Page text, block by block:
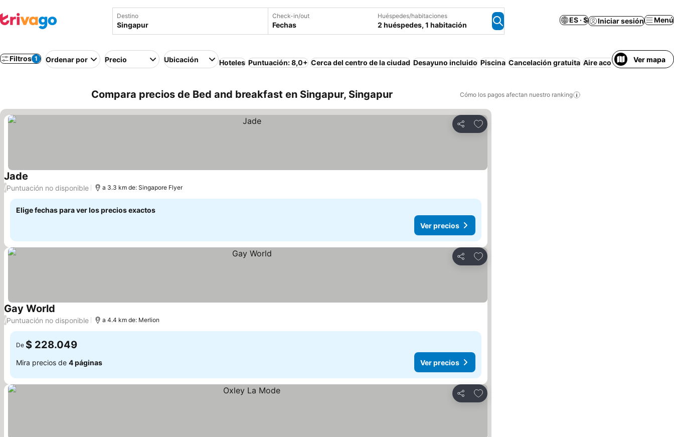
Destino Check-in/out
Fechas
Huéspedes/habitaciones
2 huéspedes, 1 habitación
ES · $ Iniciar sesión Menú
Filtros 1 Ordenar por Precio Ubicación Hoteles Puntuación: 8,0+ Cerca del centro de la ciudad Desayuno incluido Piscina Cancelación gratuita Aire acondicionadoVer mapa
Compara precios de Bed and breakfast en Singapur, Singapur Cómo los pagos afectan nuestro ranking
Compartir
Agregar a favoritos
Jade
/Puntuación no disponible a 3.3 km de: Singapore Flyer
Elige fechas para ver los precios exactos
Ver precios
Compartir
Agregar a favoritos
Gay World Ver precios
/Puntuación no disponible a 4.4 km de: Merlion
De $ 228.049
Mira precios de 4 páginas Ver precios
Compartir
Agregar a favoritos